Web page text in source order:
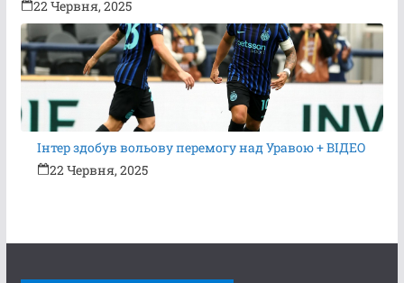
22 Червня, 2025
Інтер здобув вольову перемогу над Уравою + ВІДЕО
22 Червня, 2025